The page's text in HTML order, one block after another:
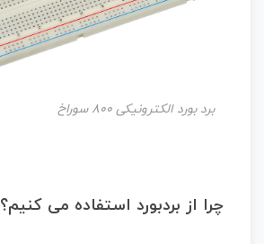
برد بورد الکترونیکی 800 سوراخ
چرا از بردبورد استفاده می کنیم؟